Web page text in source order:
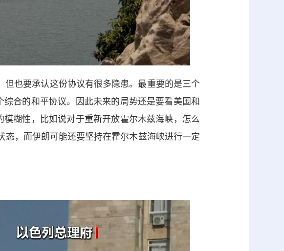
但也要承认这份协议有很多隐患。最重要的是三个
合的和平协议。因此未来的局势还是要看美国和
糊性，比如说对于重新开放霍尔木兹海峡，怎么
态，而伊朗可能还要坚持在霍尔木兹海峡进行一定